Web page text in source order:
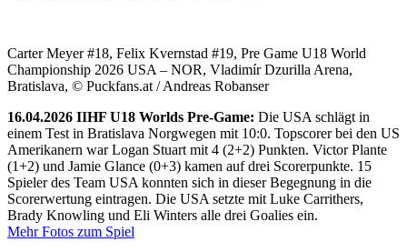
Carter Meyer #18, Felix Kvernstad #19, Pre Game U18 World
Championship 2026 USA – NOR, Vladimír Dzurilla Arena,
Bratislava, © Puckfans.at / Andreas Robanser
16.04.2026 IIHF U18 Worlds Pre-Game: Die USA schlägt in
einem Test in Bratislava Norgwegen mit 10:0. Topscorer bei den US
Amerikanern war Logan Stuart mit 4 (2+2) Punkten. Victor Plante
(1+2) und Jamie Glance (0+3) kamen auf drei Scorerpunkte. 15
Spieler des Team USA konnten sich in dieser Begegnung in die
Scorerwertung eintragen. Die USA setzte mit Luke Carrithers,
Brady Knowling und Eli Winters alle drei Goalies ein.
Mehr Fotos zum Spiel